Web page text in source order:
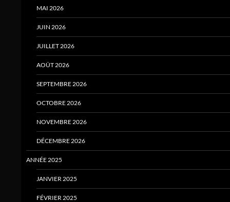
MAI 2026
JUIN 2026
JUILLET 2026
AOÛT 2026
SEPTEMBRE 2026
OCTOBRE 2026
NOVEMBRE 2026
DÉCEMBRE 2026
ANNÉE 2025
JANVIER 2025
FÉVRIER 2025